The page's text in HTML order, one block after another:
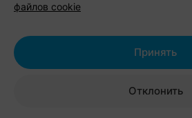
файлов cookie
Отклонить
Принять